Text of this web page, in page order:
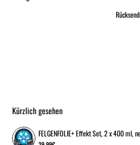
Kürzlich gesehen
FELGENFOLIE+ Effekt Set, 2 x 400 ml,